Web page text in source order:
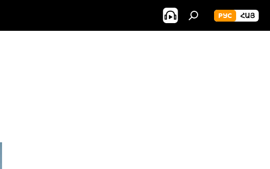
РУС ՀԱՅ